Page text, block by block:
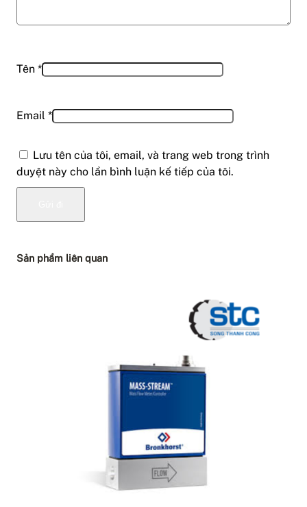
Tên *
Email *
Lưu tên của tôi, email, và trang web trong trình
duyệt này cho lần bình luận kế tiếp của tôi.
Sản phẩm liên quan